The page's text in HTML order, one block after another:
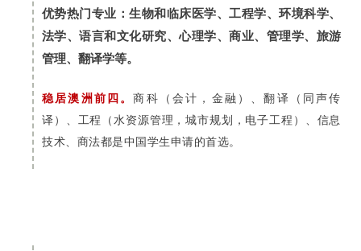
优势热门专业：生物和临床医学、工程学、环境科学、
法学、语言和文化研究、心理学、商业、管理学、旅游
管理、翻译学等。
稳居澳洲前四。商科（会计，金融）、翻译（同声传
译）、工程（水资源管理，城市规划，电子工程）、信息
技术、商法都是中国学生申请的首选。